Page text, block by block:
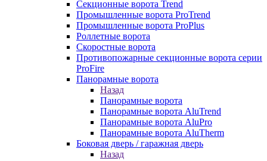
Секционные ворота Trend
Промышленные ворота ProTrend
Промышленные ворота ProPlus
Роллетные ворота
Скоростные ворота
Противопожарные секционные ворота серии
ProFire
Панорамные ворота
Назад
Панорамные ворота
Панорамные ворота AluTrend
Панорамные ворота AluPro
Панорамные ворота AluTherm
Боковая дверь / гаражная дверь
Назад